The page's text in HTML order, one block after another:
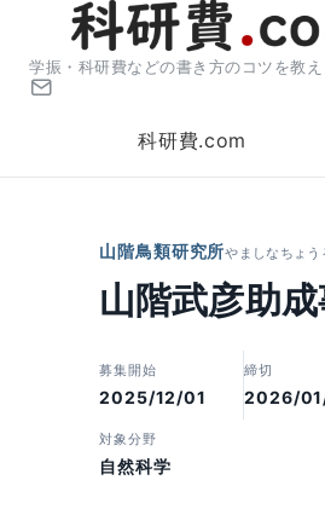
学振・科研費などの書き方のコツを教え
科研費.com
山階鳥類研究所やましなちょう
山階武彦助
募集開始
2025/12/01
締切
2026/
対象分野
自然科学